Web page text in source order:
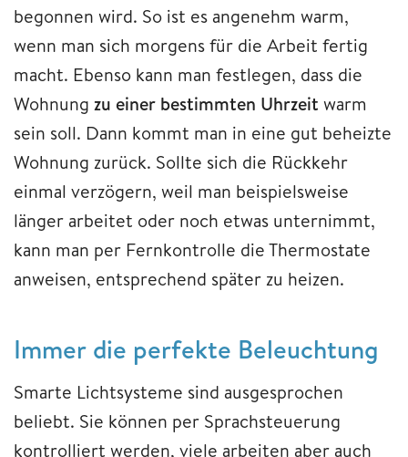
begonnen wird. So ist es angenehm warm,
wenn man sich morgens für die Arbeit fertig
macht. Ebenso kann man festlegen, dass die
Wohnung zu einer bestimmten Uhrzeit warm
sein soll. Dann kommt man in eine gut beheizte
Wohnung zurück. Sollte sich die Rückkehr
einmal verzögern, weil man beispielsweise
länger arbeitet oder noch etwas unternimmt,
kann man per Fernkontrolle die Thermostate
anweisen, entsprechend später zu heizen.
​​​​​​​Immer die perfekte Beleuchtung
Smarte Lichtsysteme sind ausgesprochen
beliebt. Sie können per Sprachsteuerung
kontrolliert werden, viele arbeiten aber auch